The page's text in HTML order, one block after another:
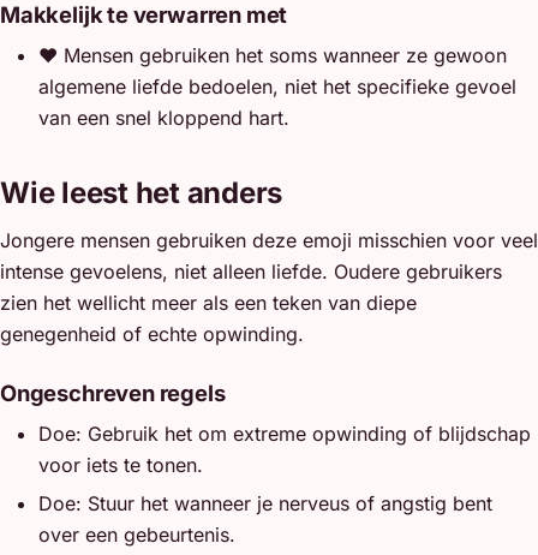
Makkelijk te verwarren met
❤️ Mensen gebruiken het soms wanneer ze gewoon
algemene liefde bedoelen, niet het specifieke gevoel
van een snel kloppend hart.
Wie leest het anders
Jongere mensen gebruiken deze emoji misschien voor veel
intense gevoelens, niet alleen liefde. Oudere gebruikers
zien het wellicht meer als een teken van diepe
genegenheid of echte opwinding.
Ongeschreven regels
Doe: Gebruik het om extreme opwinding of blijdschap
voor iets te tonen.
Doe: Stuur het wanneer je nerveus of angstig bent
over een gebeurtenis.